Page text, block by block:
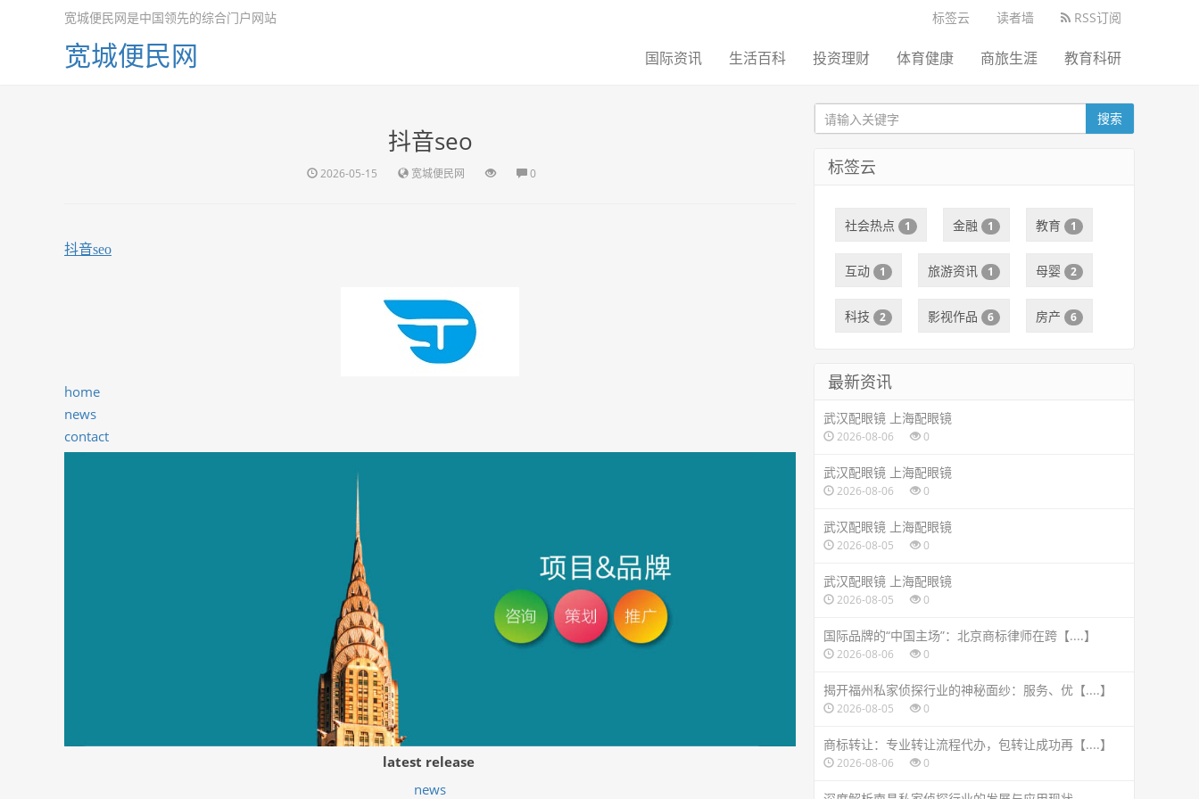
标签云 读者墙 RSS订阅
宽城便民网是中国领先的综合门户网站
宽城便民网 国际资讯 生活百科 投资理财 体育健康 商旅生涯 教育科研
抖音seo
2026-05-15 宽城便民网 0
抖音seo
home
news
contact
latest release
news
搜索
标签云
社会热点 1 金融 1 教育 1
互动 1 旅游资讯 1 母婴 2
科技 2 影视作品 6 房产 6
最新资讯
武汉配眼镜 上海配眼镜
2026-08-06 0
武汉配眼镜 上海配眼镜
2026-08-06 0
武汉配眼镜 上海配眼镜
2026-08-05 0
武汉配眼镜 上海配眼镜
2026-08-05 0
国际品牌的“中国主场”：北京商标律师在跨【....】
2026-08-06 0
揭开福州私家侦探行业的神秘面纱：服务、优【....】
2026-08-05 0
商标转让：专业转让流程代办，包转让成功再【....】
2026-08-06 0